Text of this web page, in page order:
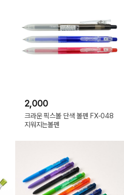
2,000
크라운 픽스볼 단색 볼펜 FX-048
지워지는볼펜